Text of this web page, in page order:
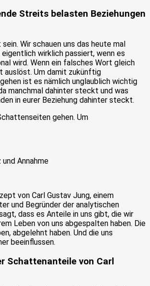
Streits belasten Beziehungen
Wir schauen uns das heute mal
eigentlich wirklich passiert, wenn es
wird. Wenn ein falsches Wort gleich
auslöst. Um damit zukünftig
ist es nämlich unglaublich wichtig
manchmal dahinter steckt und was
in eurer Beziehung dahinter steckt.
gehen. Um
von Carl Gustav Jung, einem
und Begründer der analytischen
dass es Anteile in uns gibt, die wir
Leben von uns abgespalten haben. Die
abgelehnt haben. Und die uns
beeinflussen.
Schattenanteile von Carl